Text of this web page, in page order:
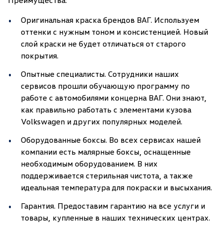
Оригинальная краска брендов ВАГ. Используем
оттенки с нужным тоном и консистенцией. Новый
слой краски не будет отличаться от старого
покрытия.
Опытные специалисты. Сотрудники наших
сервисов прошли обучающую программу по
работе с автомобилями концерна ВАГ. Они знают,
как правильно работать с элементами кузова
Volkswagen и других популярных моделей.
Оборудованные боксы. Во всех сервисах нашей
компании есть малярные боксы, оснащенные
необходимым оборудованием. В них
поддерживается стерильная чистота, а также
идеальная температура для покраски и высыхания.
Гарантия. Предоставим гарантию на все услуги и
товары, купленные в наших технических центрах.